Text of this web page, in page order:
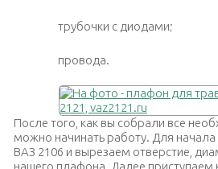
трубочки с диодами;
провода.
После того, как вы собрали все
можно начинать работу. Для
ВАЗ 2106 и вырезаем отверстие,
нашего плафона. Далее приступаем